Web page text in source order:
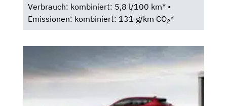
Verbrauch: kombiniert: 5,8 l/100 km* •
Emissionen: kombiniert: 131 g/km CO2*